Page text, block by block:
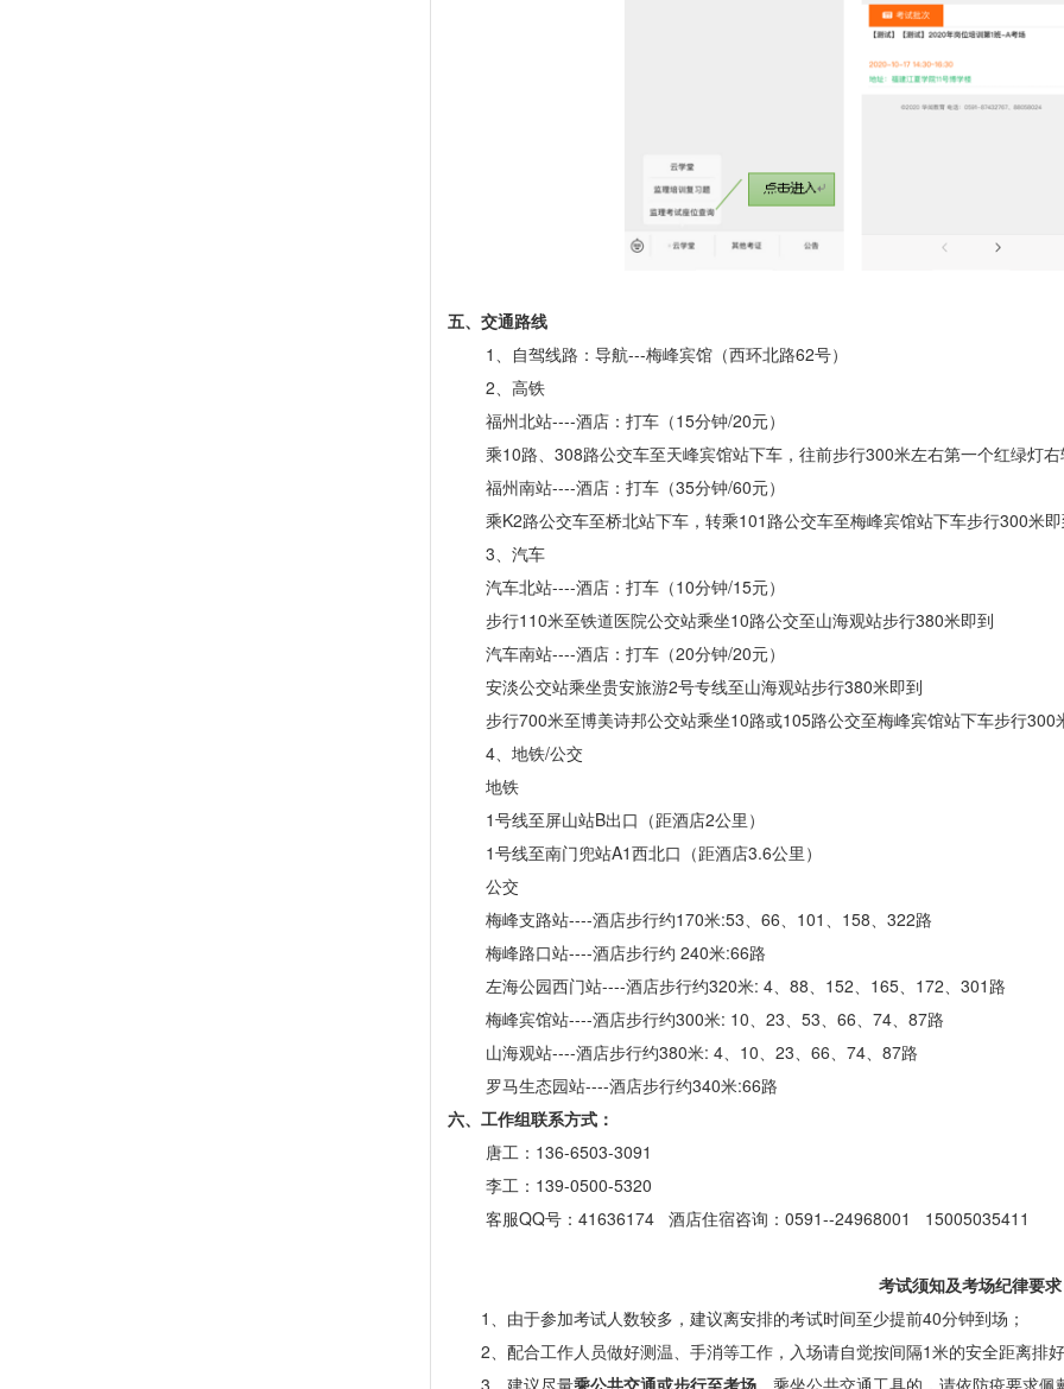
五、 交通路线
1、自驾线路： 导航---梅峰宾馆（西环北路62号）
2、高铁
福州北站----酒店：打车（15分钟/20元）
乘10路、308路公交车至天峰宾馆站下车，往前步行300米左右第一个红绿灯
福州南站----酒店：打车（35分钟/60元）
乘K2路公交车至桥北站下车，转乘101路公交车至梅峰宾馆站下车步行300米
3、汽车
汽车北站----酒店 ：打车（10分钟/15元）
步行110米至铁道医院公交站乘坐10路公交至山海观站步行380米即到
汽车南站----酒店 ：打车（20分钟/20元）
安淡公交站乘坐贵安旅游2号专线至山海观站步行380米即到
步行700米至博美诗邦公交站乘坐10路或105路公交至梅峰宾馆站下车步行300
4、地铁/公交
地铁
1号线至屏山站B出口（距酒店2公里）
1号线至南门兜站A1西北口（距酒店3.6公里）
公交
梅峰支路站----酒店步行约170米:53、66、101、158、322路
梅峰路口站----酒店步行约 240米:66路
左海公园西门站----酒店步行约320米: 4、88、152、165、172、301路
梅峰宾馆站----酒店步行约300米: 10、23、53、66、74、87路
山海观站----酒店步行约380米: 4、10、23、66、74、87路
罗马生态园站----酒店步行约340米:66路
六、工作组联系方式：
唐工：136-6503-3091
李工：139-0500-5320
客服QQ号：41636174 酒店住宿咨询：0591--24968001 15005035411
考试须知及考场纪律要求
1、 由于参加考试人数较多，建议离安排的考试时间至少提前40分钟到场；
2、 配合工作人员做好测温、手消等工作，入场请自觉按间隔1米的安全距离排
3、建议尽量乘公共交通或步行至考场。乘坐公共交通工具的，请依防疫要求